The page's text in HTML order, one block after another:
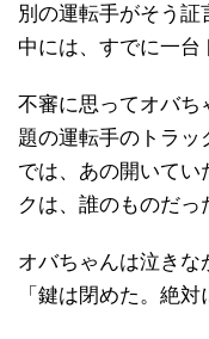
別の運転手がそう証
中には、すでに一台
不審に思ってオバち
題の運転手のトラッ
では、あの開いてい
クは、誰のものだっ
オバちゃんは泣きな
「鍵は閉めた。絶対